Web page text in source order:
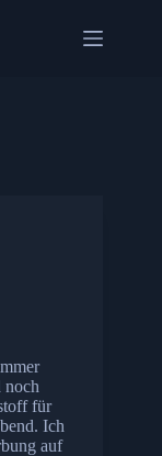
noch
für
Ich
auf